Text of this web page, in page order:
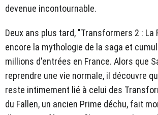
devenue incontournable.
Deux ans plus tard, "Transformers 2 : La
encore la mythologie de la saga et
millions d'entrées en France. Alors que
reprendre une vie normale, il découvre
reste intimement lié à celui des
du Fallen, un ancien Prime déchu, fait